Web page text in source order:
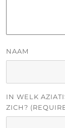
NAAM
IN WELK
ZICH?